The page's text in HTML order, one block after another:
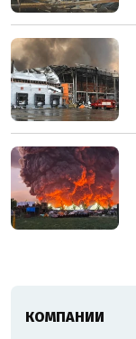
КОМПАНИИ